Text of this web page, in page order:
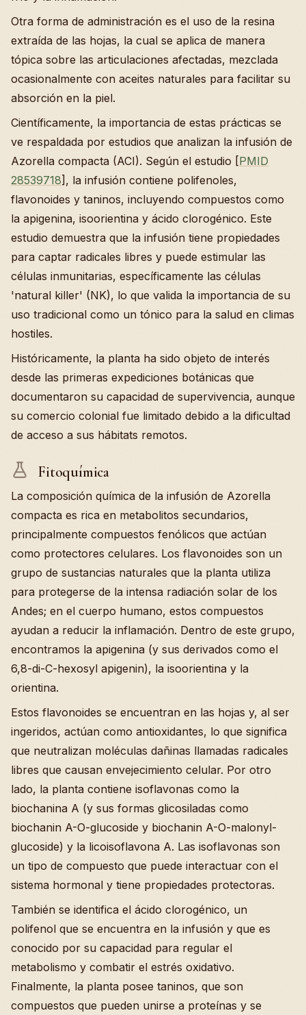
Otra forma de administración es el uso de la resina
extraída de las hojas, la cual se aplica de manera
tópica sobre las articulaciones afectadas, mezclada
ocasionalmente con aceites naturales para facilitar su
absorción en la piel.
Científicamente, la importancia de estas prácticas se
ve respaldada por estudios que analizan la infusión de
Azorella compacta (ACI). Según el estudio [PMID
28539718], la infusión contiene polifenoles,
flavonoides y taninos, incluyendo compuestos como
la apigenina, isoorientina y ácido clorogénico. Este
estudio demuestra que la infusión tiene propiedades
para captar radicales libres y puede estimular las
células inmunitarias, específicamente las células
'natural killer' (NK), lo que valida la importancia de su
uso tradicional como un tónico para la salud en climas
hostiles.
Históricamente, la planta ha sido objeto de interés
desde las primeras expediciones botánicas que
documentaron su capacidad de supervivencia, aunque
su comercio colonial fue limitado debido a la dificultad
de acceso a sus hábitats remotos.
Fitoquímica
La composición química de la infusión de Azorella
compacta es rica en metabolitos secundarios,
principalmente compuestos fenólicos que actúan
como protectores celulares. Los flavonoides son un
grupo de sustancias naturales que la planta utiliza
para protegerse de la intensa radiación solar de los
Andes; en el cuerpo humano, estos compuestos
ayudan a reducir la inflamación. Dentro de este grupo,
encontramos la apigenina (y sus derivados como el
6,8-di-C-hexosyl apigenin), la isoorientina y la
orientina.
Estos flavonoides se encuentran en las hojas y, al ser
ingeridos, actúan como antioxidantes, lo que significa
que neutralizan moléculas dañinas llamadas radicales
libres que causan envejecimiento celular. Por otro
lado, la planta contiene isoflavonas como la
biochanina A (y sus formas glicosiladas como
biochanin A-O-glucoside y biochanin A-O-malonyl-
glucoside) y la licoisoflavona A. Las isoflavonas son
un tipo de compuesto que puede interactuar con el
sistema hormonal y tiene propiedades protectoras.
También se identifica el ácido clorogénico, un
polifenol que se encuentra en la infusión y que es
conocido por su capacidad para regular el
metabolismo y combatir el estrés oxidativo.
Finalmente, la planta posee taninos, que son
compuestos que pueden unirse a proteínas y se